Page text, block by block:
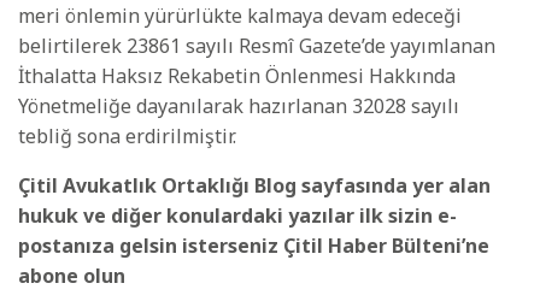
meri önlemin yürürlükte kalmaya devam edeceği
belirtilerek 23861 sayılı Resmî Gazete’de yayımlanan
İthalatta Haksız Rekabetin Önlenmesi Hakkında
Yönetmeliğe dayanılarak hazırlanan 32028 sayılı
tebliğ sona erdirilmiştir.
Çitil Avukatlık Ortaklığı Blog sayfasında yer alan
hukuk ve diğer konulardaki yazılar ilk sizin e-
postanıza gelsin isterseniz Çitil Haber Bülteni’ne
abone olun